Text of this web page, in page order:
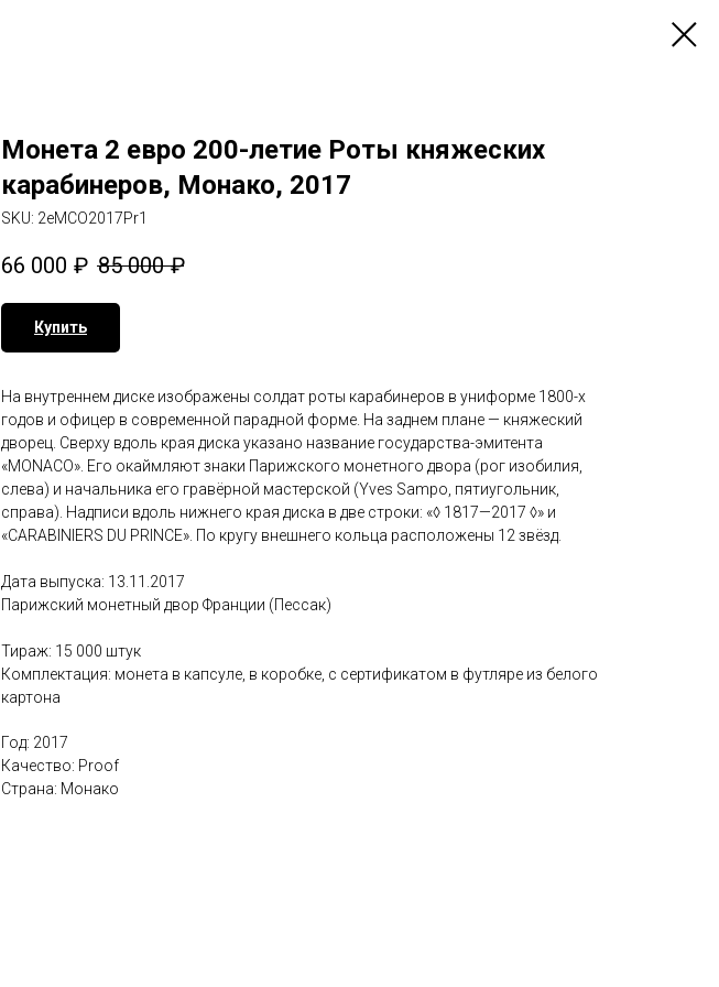
Монета 2 евро 200-летие Роты княжеских
карабинеров, Монако, 2017
SKU: 2eMCO2017Pr1
66 000 ₽ 85 000 ₽
Купить
На внутреннем диске изображены солдат роты карабинеров в униформе 1800-х
годов и офицер в современной парадной форме. На заднем плане — княжеский
дворец. Сверху вдоль края диска указано название государства-эмитента
«MONACO». Его окаймляют знаки Парижского монетного двора (рог изобилия,
слева) и начальника его гравёрной мастерской (Yves Sampo, пятиугольник,
справа). Надписи вдоль нижнего края диска в две строки: «◊ 1817—2017 ◊» и
«CARABINIERS DU PRINCE». По кругу внешнего кольца расположены 12 звёзд.
Дата выпуска: 13.11.2017
Парижский монетный двор Франции (Пессак)
Тираж: 15 000 штук
Комплектация: монета в капсуле, в коробке, с сертификатом в футляре из белого
картона
Год: 2017
Качество: Proof
Страна: Монако